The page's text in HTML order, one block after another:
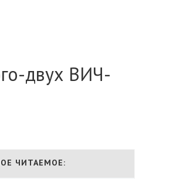
двух ВИЧ-
ЧИТАЕМОЕ: